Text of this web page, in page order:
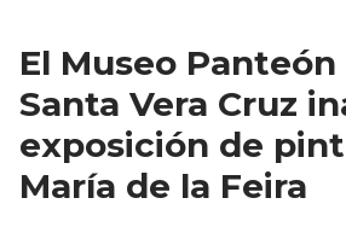
El Museo Panteón
Santa Vera Cruz
exposición de
María de la Feira